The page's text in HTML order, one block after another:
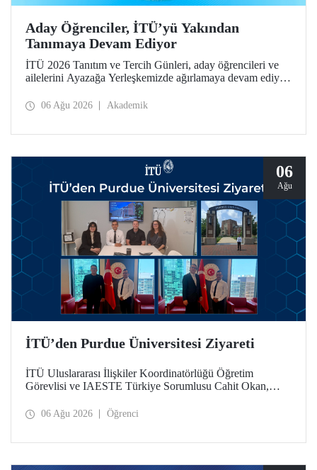
Aday Öğrenciler, İTÜ’yü Yakından
Tanımaya Devam Ediyor
İTÜ 2026 Tanıtım ve Tercih Günleri, aday öğrencileri ve
ailelerini Ayazağa Yerleşkemizde ağırlamaya devam ediyor.
ilgili fakülte ve birimler adaylara bilgi vermeye devam
06 Ağu 2026 Akademik
06
Ağu
İTÜ’den Purdue Üniversitesi Ziyareti
İTÜ Uluslararası İlişkiler Koordinatörlüğü Öğretim
Görevlisi ve IAESTE Türkiye Sorumlusu Cahit Okan,
Temmuz tarihlerinde ABD’de dünyanın önde gelen
06 Ağu 2026 Öğrenci